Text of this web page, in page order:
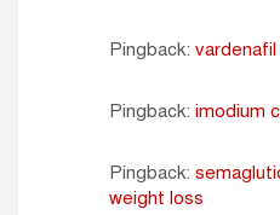
Pingback:
Pingback: imodium
Pingback:
weight loss